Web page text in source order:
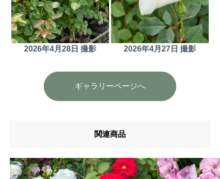
2026年4月28日 撮影 2026年4月27日 撮影
ギャラリーページへ
関連商品